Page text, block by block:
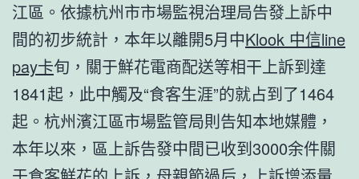
江區。依據杭州市市場監視治理局告發上訴中
間的初步統計，本年以離開5月中Klook 中信line
pay卡旬，關于鮮花電商配送等相干上訴到達
1841起，此中觸及“食客生涯”的就占到了1464
起。杭州濱江區市場監管局則告知本地媒體，
本年以來，區上訴告發中間已收到3000余件關